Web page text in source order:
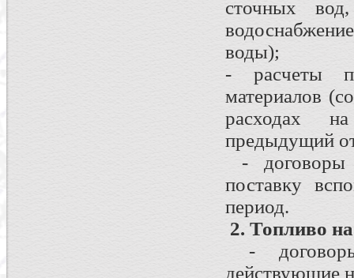
сточных
воды);
- расчеты
материалов
расходах
предыдущий
- договоры
поставку
период.
2. Топливо
-
действующие